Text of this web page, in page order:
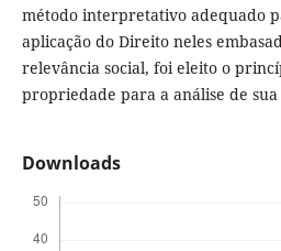
método interpretativo adequado
aplicação do Direito neles
relevância social, foi eleito o
propriedade para a análise de
Downloads